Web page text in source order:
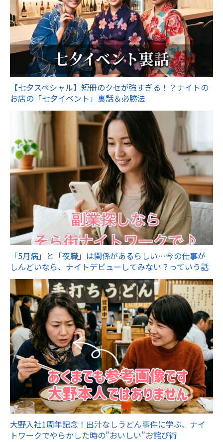
【七夕スペシャル】短冊のクセが強すぎる！？ナイトの
お店の「七夕イベント」裏話＆必勝法
「5月病」と「夜職」は関係があるらしい…今の仕事が
しんどいなら、ナイトデビューしてみない？っていう話
大野入社1周年記念！出汁なしうどん事件に学ぶ、ナイ
トワークでやらかした時の”おいしい”お詫び術